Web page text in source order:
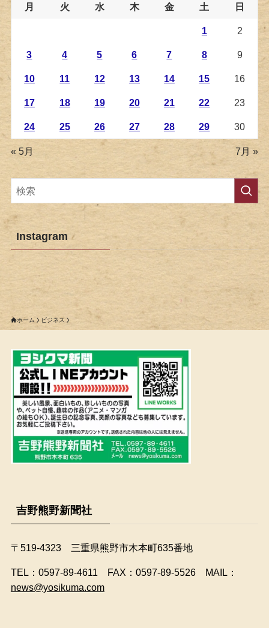
月 火 水 木 金 土 日
1 2
3 4 5 6 7 8 9
10 11 12 13 14 15 16
17 18 19 20 21 22 23
24 25 26 27 28 29 30
« 5月 7月 »
Instagram
ホーム ビジネス
吉野熊野新聞社
〒519-4323 三重県熊野市木本町635番地
​TEL：0597-89-4611 FAX：0597-89-5526 MAIL：
news@yosikuma.com